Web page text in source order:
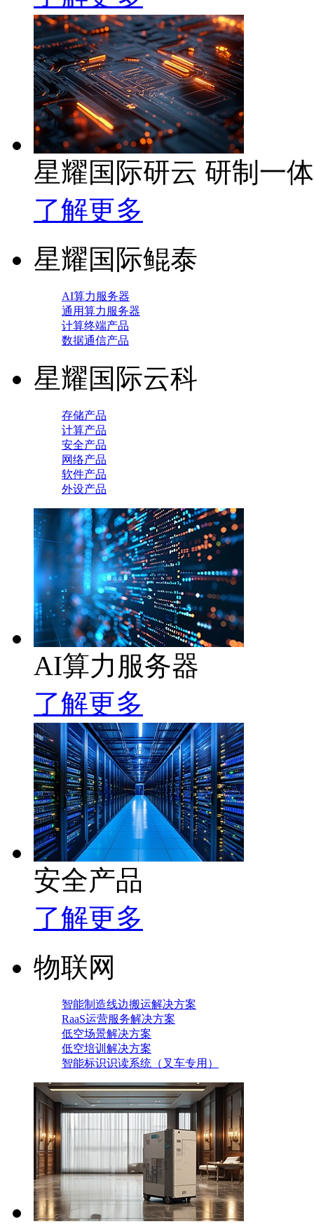
星耀国际研云 研制一
了解更多
星耀国际鲲泰
AI算力服务器
通用算力服务器
计算终端产品
数据通信产品
星耀国际云科
存储产品
计算产品
安全产品
网络产品
软件产品
外设产品
AI算力服务器
了解更多
安全产品
了解更多
物联网
智能制造线边搬运解决方案
RaaS运营服务解决方案
低空场景解决方案
低空培训解决方案
智能标识识读系统（叉车专用）